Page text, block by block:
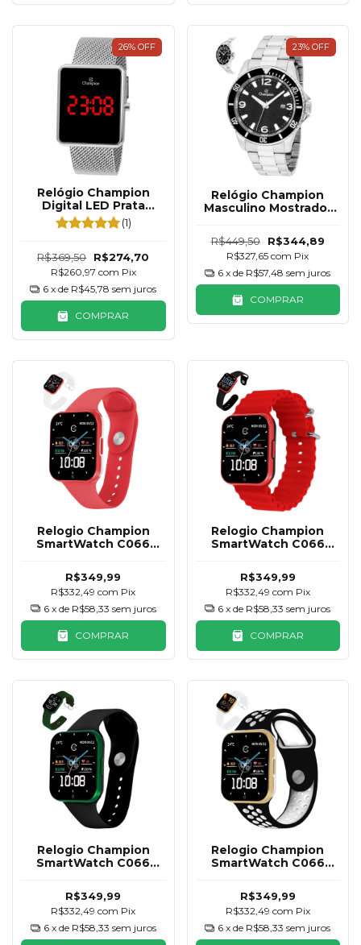
26% OFF
Relógio Champion
Digital LED Prata
Quadrado Pequeno
CH48180T
(1)
R$369,50 R$274,70
R$260,97 com Pix
6 x de R$45,78 sem juros
COMPRAR
23% OFF
Relógio Champion
Masculino Mostrador
R$449,50 R$344,89
R$327,65com Pix
6 x de R$57,48 sem juros
COMPRAR
Relogio Champion
SmartWatch C066
Pulseiras
R$349,99
R$332,49com Pix
6 x de R$58,33 sem juros
COMPRAR
Relogio Champion
SmartWatch C066
Pulseiras
R$349,99
R$332,49 com Pix
6 x de R$58,33 sem juros
COMPRAR
Relogio Champion
SmartWatch C066
Pulseiras
R$349,99
R$332,49com Pix
6 x de R$58,33 sem juros
Relogio Champion
SmartWatch C066
Brancos 2 Pulseiras
R$349,99
R$332,49 com Pix
6 x de R$58,33 sem juros